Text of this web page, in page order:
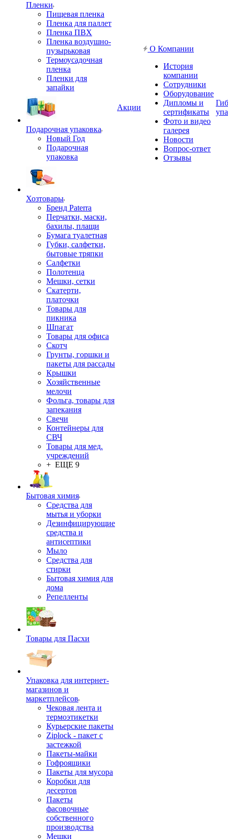
Пленки
Пищевая пленка
Пленка для паллет
Пленка ПВХ
Пленка воздушно-
пузырьковая
Термоусадочная
пленка
Пленки для
запайки
Подарочная упаковка
Новый Год
Подарочная
упаковка
Хозтовары
Бренд Paterra
Перчатки, маски,
бахилы, плащи
Бумага туалетная
Губки, салфетки,
бытовые тряпки
Салфетки
Полотенца
Мешки, сетки
Скатерти,
платочки
Товары для
пикника
Шпагат
Товары для офиса
Скотч
Грунты, горшки и
пакеты для рассады
Крышки
Хозяйственные
мелочи
Фольга, товары для
запекания
Свечи
Контейнеры для
СВЧ
Товары для мед.
учреждений
+ ЕЩЕ 9
Бытовая химия
Средства для
мытья и уборки
Дезинфицирующие
средства и
антисептики
Мыло
Средства для
стирки
Бытовая химия для
дома
Репелленты
Товары для Пасхи
Упаковка для интернет-
магазинов и
маркетплейсов
Чековая лента и
термоэтикетки
Курьерские пакеты
Ziplock - пакет с
застежкой
Пакеты-майки
Гофроящики
Пакеты для мусора
Коробки для
десертов
Пакеты
фасовочные
собственного
производства
Мешки
Акции
О Компании
История
компании
Сотрудники
Оборудование
Дипломы и
сертификаты
Фото и видео
галерея
Новости
Вопрос-ответ
Отзывы